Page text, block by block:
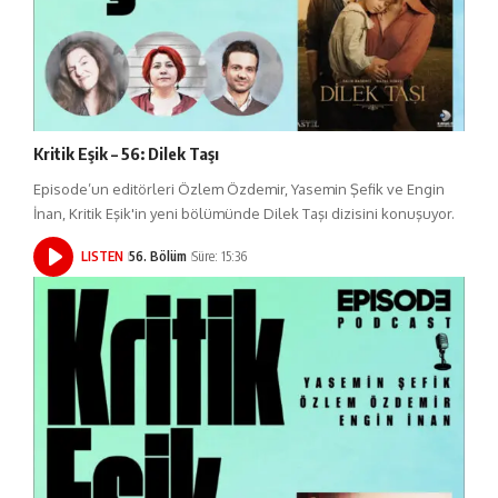
Kritik Eşik – 56: Dilek Taşı
Episode’un editörleri Özlem Özdemir, Yasemin Şefik ve Engin
İnan, Kritik Eşik'in yeni bölümünde Dilek Taşı dizisini konuşuyor.
LISTEN 56. Bölüm Süre: 15:36